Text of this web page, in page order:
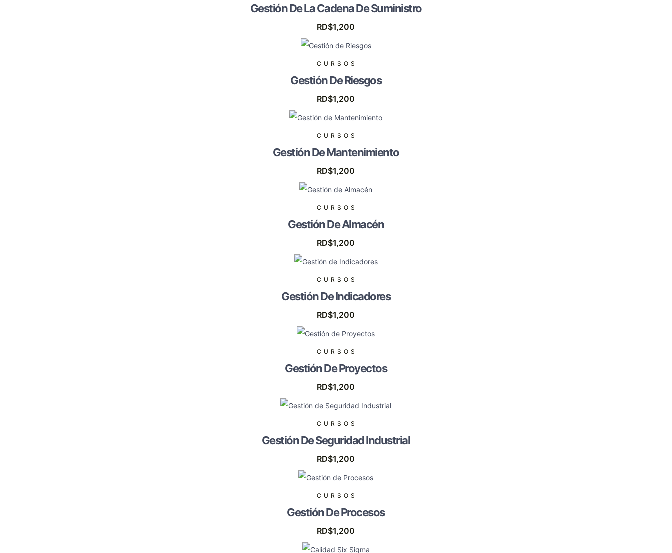
Gestión De La Cadena De Suministro
RD$1,200
CURSOS
Gestión De Riesgos
RD$1,200
CURSOS
Gestión De Mantenimiento
RD$1,200
CURSOS
Gestión De Almacén
RD$1,200
CURSOS
Gestión De Indicadores
RD$1,200
CURSOS
Gestión De Proyectos
RD$1,200
CURSOS
Gestión De Seguridad Industrial
RD$1,200
CURSOS
Gestión De Procesos
RD$1,200